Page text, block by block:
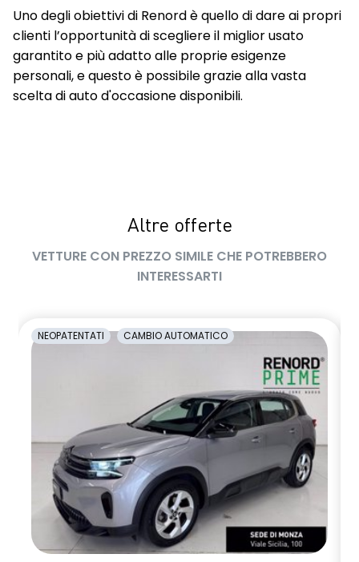
Uno degli obiettivi di Renord è quello di dare ai propri
clienti l’opportunità di scegliere il miglior usato
garantito e più adatto alle proprie esigenze
personali, e questo è possibile grazie alla vasta
scelta di auto d'occasione disponibili.
Altre offerte
VETTURE CON PREZZO SIMILE CHE POTREBBERO
INTERESSARTI
NEOPATENTATI CAMBIO AUTOMATICO